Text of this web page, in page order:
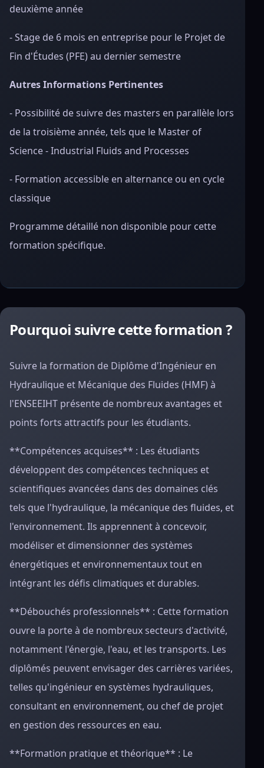
deuxième année
- Stage de 6 mois en entreprise pour le Projet de
Fin d'Études (PFE) au dernier semestre
Autres Informations Pertinentes
- Possibilité de suivre des masters en parallèle lors
de la troisième année, tels que le Master of
Science - Industrial Fluids and Processes
- Formation accessible en alternance ou en cycle
classique
Programme détaillé non disponible pour cette
formation spécifique.
Pourquoi suivre cette formation ?
Suivre la formation de Diplôme d'Ingénieur en
Hydraulique et Mécanique des Fluides (HMF) à
l'ENSEEIHT présente de nombreux avantages et
points forts attractifs pour les étudiants.
**Compétences acquises** : Les étudiants
développent des compétences techniques et
scientifiques avancées dans des domaines clés
tels que l'hydraulique, la mécanique des fluides, et
l'environnement. Ils apprennent à concevoir,
modéliser et dimensionner des systèmes
énergétiques et environnementaux tout en
intégrant les défis climatiques et durables.
**Débouchés professionnels** : Cette formation
ouvre la porte à de nombreux secteurs d'activité,
notamment l'énergie, l'eau, et les transports. Les
diplômés peuvent envisager des carrières variées,
telles qu'ingénieur en systèmes hydrauliques,
consultant en environnement, ou chef de projet
en gestion des ressources en eau.
**Formation pratique et théorique** : Le